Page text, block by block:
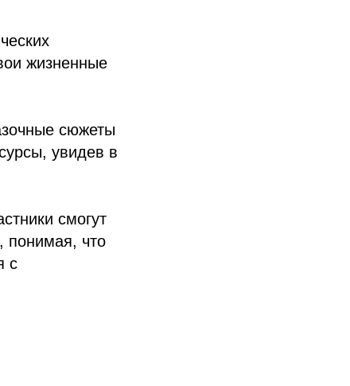
жизненные
сюжеты
увидев в
смогут
понимая, что
с